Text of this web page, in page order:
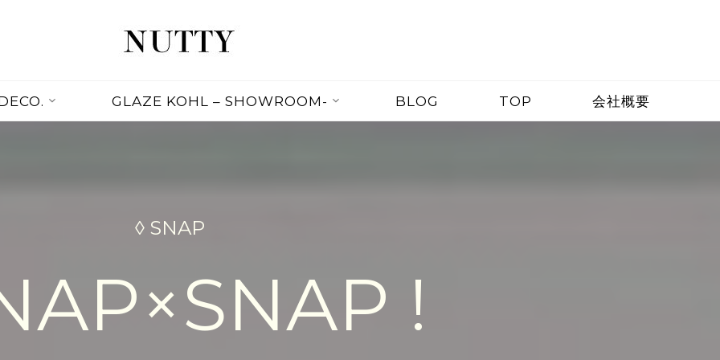
NUTTY
OFFICIAL
GLAZE KOHL – SHOWROOM- BLOG TOP 会社概要
◊ SNAP
!